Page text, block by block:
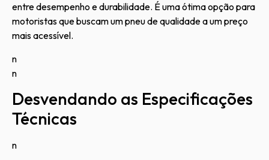
entre desempenho e durabilidade. É uma ótima opção para
motoristas que buscam um pneu de qualidade a um preço
mais acessível.
n
n
Desvendando as Especificações
Técnicas
n